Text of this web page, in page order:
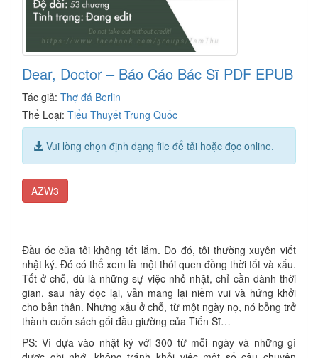
Dear, Doctor – Báo Cáo Bác Sĩ PDF EPUB
Tác giả: Thợ đá Berlin
Thể Loại: Tiểu Thuyết Trung Quốc
Vui lòng chọn định dạng file để tải hoặc đọc online.
AZW3
Đầu óc của tôi không tốt lắm. Do đó, tôi thường xuyên viết
nhật ký. Đó có thể xem là một thói quen đồng thời tốt và xấu.
Tốt ở chỗ, dù là những sự việc nhỏ nhặt, chỉ cần dành thời
gian, sau này đọc lại, vẫn mang lại niềm vui và hứng khởi
cho bản thân. Nhưng xấu ở chỗ, từ một ngày nọ, nó bỗng trở
thành cuốn sách gối đầu giường của Tiến Sĩ…
PS: Vì dựa vào nhật ký với 300 từ mỗi ngày và những gì